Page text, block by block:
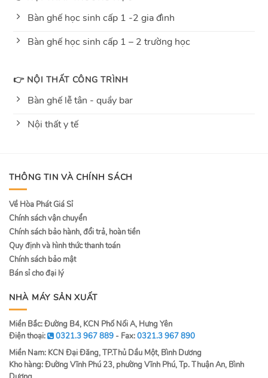
Bàn ghế học sinh cấp 1 -2 gia đình
Bàn ghế học sinh cấp 1 – 2 trường học
👉 NỘI THẤT CÔNG TRÌNH
Bàn ghế lễ tân - quầy bar
Nội thất y tế
THÔNG TIN VÀ CHÍNH SÁCH
Về Hòa Phát Giá Sỉ
Chính sách vận chuyển
Chính sách bảo hành, đổi trả, hoàn tiền
Quy định và hình thức thanh toán
Chính sách bảo mật
Bán sỉ cho đại lý
NHÀ MÁY SẢN XUẤT
Miền Bắc: Đường B4, KCN Phố Nối A, Hưng Yên
Điện thoại:
0321.3 967 889 - Fax:0321.3 967 890
Miền Nam: KCN Đại Đăng, TP.Thủ Dầu Một, Bình Dương
Kho hàng: Đường Vĩnh Phú 23, phường Vĩnh Phú, Tp. Thuận An, Bình